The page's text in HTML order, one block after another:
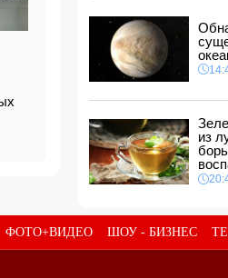
Известная актриса
«Я не могу спать
11:32, 07.08.2026
Звезда сборной
«Барселону»
из
ФОТО+ВИДЕО ШОУ - БИЗНЕС